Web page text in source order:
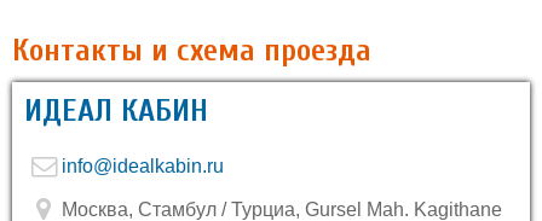
Контакты и схема проезда
ИДЕАЛ КАБИН
info@idealkabin.ru
Москва, Стамбул / Турциа, Gursel Mah. Kagithane